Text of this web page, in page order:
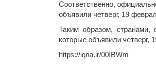
Соответственно,
объявили четверг, 19
Таким образом,
которые объявили
https://iqna.ir/00IBWm